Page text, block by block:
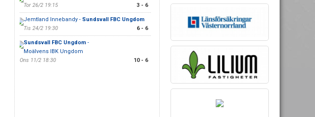
Tor 26/2 19:15
3 - 6
Jemtland Innebandy - Sundsvall FBC Ungdom
Tis 24/2 19:30
6 - 6
Sundsvall FBC Ungdom-
Moälvens IBK Ungdom
Ons 11/2 18:30
10 - 6